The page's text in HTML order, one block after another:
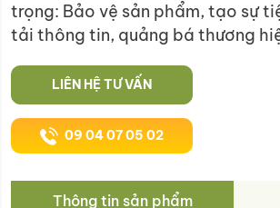
trọng: Bảo vệ sản phẩm, tạo sự
tải thông tin, quảng bá thương
LIÊN HỆ TƯ VẤN
09 04 07 05 02
Thông tin sản phẩm